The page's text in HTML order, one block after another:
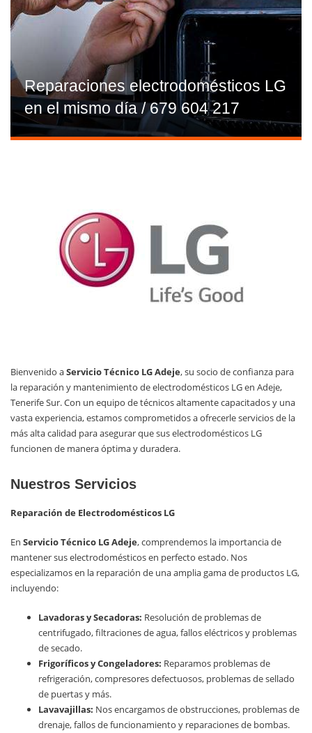
Reparaciones electrodomésticos LG
en el mismo día / 679 604 217
Bienvenido aServicio Técnico LG Adeje, su socio de confianza para
la reparación y mantenimiento de electrodomésticos LG en Adeje,
Tenerife Sur. Con un equipo de técnicos altamente capacitados y una
vasta experiencia, estamos comprometidos a ofrecerle servicios de la
más alta calidad para asegurar que sus electrodomésticos LG
funcionen de manera óptima y duradera.
Nuestros Servicios
Reparación de Electrodomésticos LG
En Servicio Técnico LG Adeje, comprendemos la importancia de
mantener sus electrodomésticos en perfecto estado. Nos
especializamos en la reparación de una amplia gama de productos LG,
incluyendo:
Lavadoras y Secadoras: Resolución de problemas de
centrifugado, filtraciones de agua, fallos eléctricos y problemas
de secado.
Frigoríficos y Congeladores: Reparamos problemas de
refrigeración, compresores defectuosos, problemas de sellado
de puertas y más.
Lavavajillas: Nos encargamos de obstrucciones, problemas de
drenaje, fallos de funcionamiento y reparaciones de bombas.